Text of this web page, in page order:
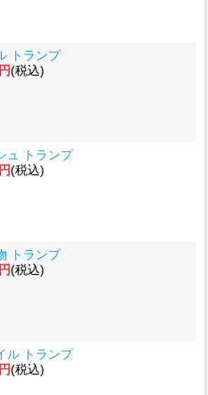
トランプ
(税込)
ュ トランプ
(税込)
トランプ
(税込)
ル トランプ
(税込)